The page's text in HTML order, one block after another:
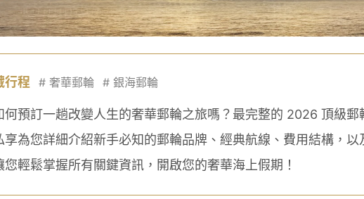
行程 # 奢華郵輪 # 銀海郵輪
何預訂一趟改變人生的奢華郵輪之旅嗎？最完整的 2026 頂級郵
享為您詳細介紹新手必知的郵輪品牌、經典航線、費用結構，以
您輕鬆掌握所有關鍵資訊，開啟您的奢華海上假期！